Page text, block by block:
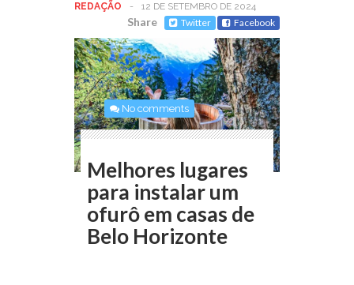
REDAÇÃO
- 12 DE SETEMBRO DE 2024
Share Twitter Facebook
No comments
Melhores lugares
para instalar um
ofurô em casas de
Belo Horizonte